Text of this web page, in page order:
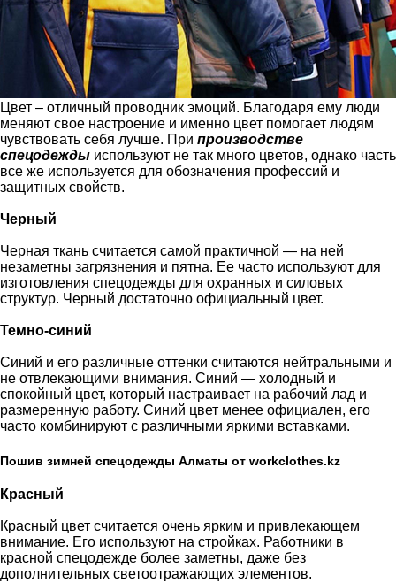
Цвет – отличный проводник эмоций. Благодаря ему люди
меняют свое настроение и именно цвет помогает людям
чувствовать себя лучше. При производстве
спецодежды используют не так много цветов, однако часть
все же используется для обозначения профессий и
защитных свойств.
Черный
Черная ткань считается самой практичной — на ней
незаметны загрязнения и пятна. Ее часто используют для
изготовления спецодежды для охранных и силовых
структур. Черный достаточно официальный цвет.
Темно-синий
Синий и его различные оттенки считаются нейтральными и
не отвлекающими внимания. Синий — холодный и
спокойный цвет, который настраивает на рабочий лад и
размеренную работу. Синий цвет менее официален, его
часто комбинируют с различными яркими вставками.
Пошив зимней спецодежды Алматы от workclothes.kz
Красный
Красный цвет считается очень ярким и привлекающем
внимание. Его используют на стройках. Работники в
красной спецодежде более заметны, даже без
дополнительных светоотражающих элементов.